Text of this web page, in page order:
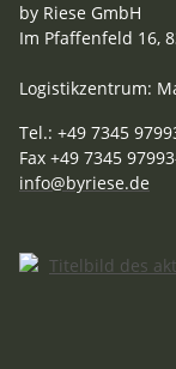
by Riese GmbH
Im Pfaffenfeld 16,
Logistikzentrum:
Tel.: +49 7345
Fax +49 7345
info@byriese.de